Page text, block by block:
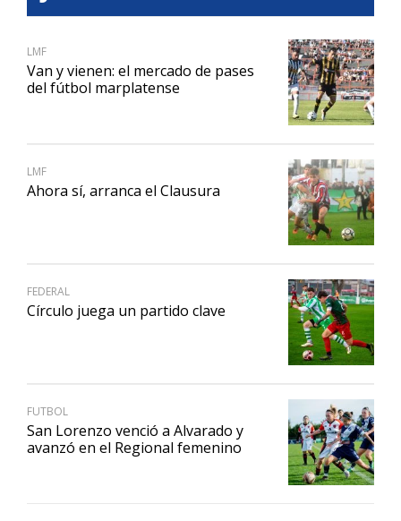
LMF
Van y vienen: el mercado de pases
del fútbol marplatense
LMF
Ahora sí, arranca el Clausura
FEDERAL
Círculo juega un partido clave
FUTBOL
San Lorenzo venció a Alvarado y
avanzó en el Regional femenino